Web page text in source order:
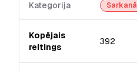
Kategorija Sarkanā
Kopējais
reitings
392